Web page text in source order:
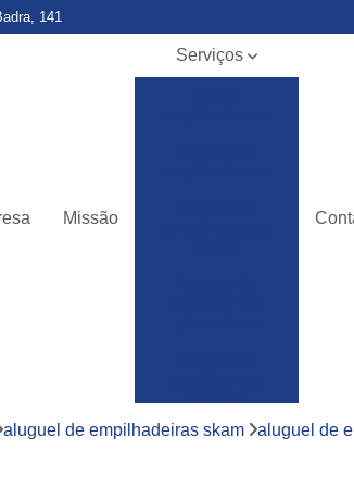
141
Missão
Serviços
tesoura
Assitência
aluguel de empilhadeiras skam aluguel de